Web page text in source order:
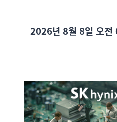
2026년 8월 8일 오